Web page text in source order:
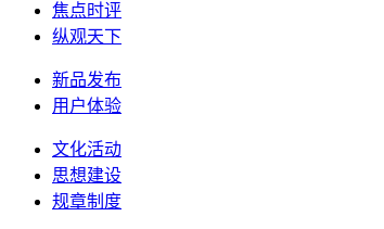
焦点时评
纵观天下
新品发布
用户体验
文化活动
思想建设
规章制度